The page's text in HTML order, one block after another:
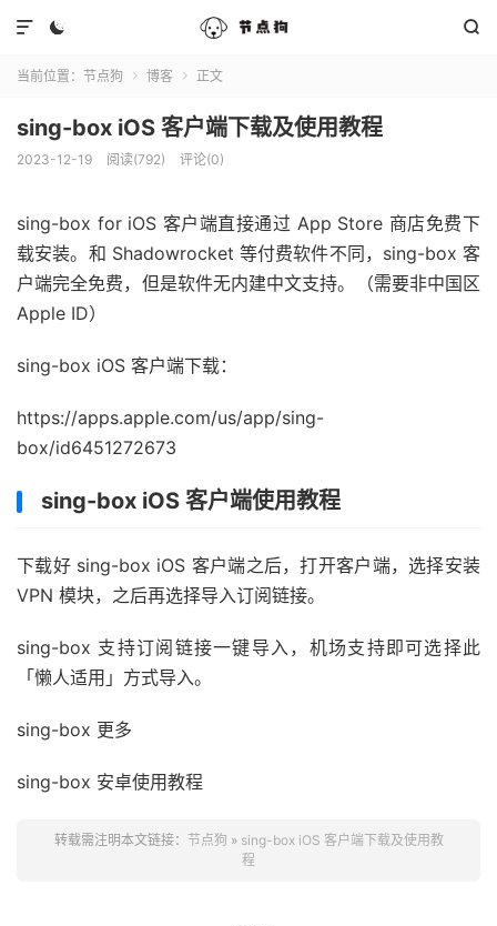
 

当前位置： 节点狗  博客  正文
sing-box iOS 客户端下载及使用教程
2023-12-19 阅读(792) 评论(0)
sing-box for iOS 客户端直接通过 App Store 商店免费下
载安装。和 Shadowrocket 等付费软件不同，sing-box 客
户端完全免费，但是软件无内建中文支持。（需要非中国区
Apple ID）
sing-box iOS 客户端下载：
https://apps.apple.com/us/app/sing-
box/id6451272673
sing-box iOS 客户端使用教程
下载好 sing-box iOS 客户端之后，打开客户端，选择安装
VPN 模块，之后再选择导入订阅链接。
sing-box 支持订阅链接一键导入，机场支持即可选择此
「懒人适用」方式导入。
sing-box 更多
sing-box 安卓使用教程
转载需注明本文链接： 节点狗 » sing-box iOS 客户端下载及使用教
程